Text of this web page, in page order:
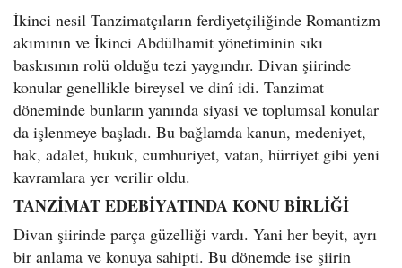
İkinci nesil Tanzimatçıların ferdiyetçiliğinde Romantizm
akımının ve İkinci Abdülhamit yönetiminin sıkı
baskısının rolü olduğu tezi yaygındır. Divan şiirinde
konular genellikle bireysel ve dinî idi. Tanzimat
döneminde bunların yanında siyasi ve toplumsal konular
da işlenmeye başladı. Bu bağlamda kanun, medeniyet,
hak, adalet, hukuk, cumhuriyet, vatan, hürriyet gibi yeni
kavramlara yer verilir oldu.
TANZİMAT EDEBİYATINDA KONU BİRLİĞİ
Divan şiirinde parça güzelliği vardı. Yani her beyit, ayrı
bir anlama ve konuya sahipti. Bu dönemde ise şiirin